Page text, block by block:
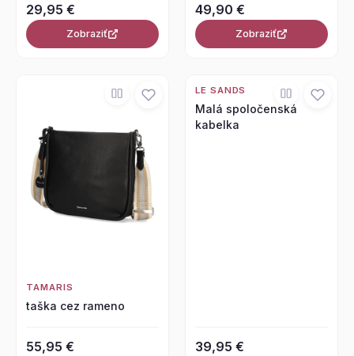
29,95 €
Zobraziť
49,90 €
Zobraziť
TAMARIS
taška cez rameno
55,95 €
LE SANDS
Malá spoločenská
kabelka
39,95 €